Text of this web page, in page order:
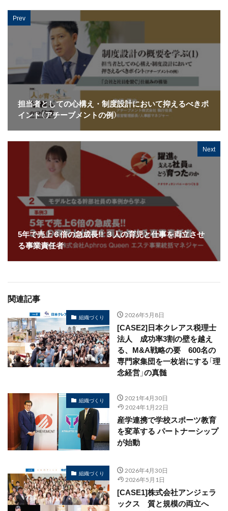
Prev
担当者としての心構え・制度設計において抑えるべきポ
イント（アチーブメントの例）
Next
5年で売上６倍の急成長!! ３人の育児と仕事を両立させ
る事業責任者
関連記事
組織づくり 2026年5月8日
[CASE2]日本クレアス税理士
法人 成功率3割の壁を越え
る、M&A戦略の要 600名の
専門家集団を一枚岩にする「理
念経営」の真髄
組織づくり
2021年4月30日
2024年1月22日
産学連携で学校スポーツ教育
を変革する パートナーシップ
が始動
組織づくり
2026年4月30日
2026年5月1日
[CASE1]株式会社アンジェラ
ックス 質と規模の両立へ